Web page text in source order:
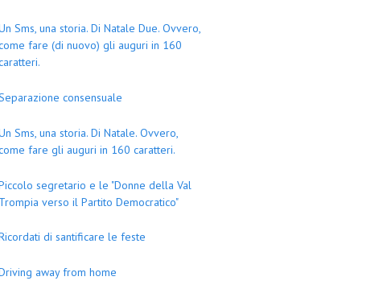
Sms, una storia. Di Natale Due. Ovvero,
fare (di nuovo) gli auguri in 160
consensuale
Sms, una storia. Di Natale. Ovvero,
fare gli auguri in 160 caratteri.
segretario e le "Donne della Val
Trompia verso il Partito Democratico"
di santificare le feste
away from home